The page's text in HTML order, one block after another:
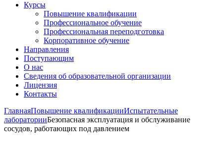
Курсы
Повышение квалификации
Профессиональное обучение
Профессиональная переподготовка
Корпоративное обучение
Направления
Поступающим
О нас
Сведения об образовательной организации
Лицензия
Контакты
ГлавнаяПовышение квалификацииИспытательные
лабораторииБезопасная эксплуатация и обслуживание
сосудов, работающих под давлением